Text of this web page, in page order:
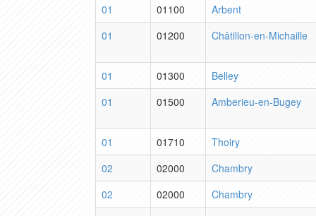
01 01100
Arbent
01
01200 Châtillon-en-Michaille
01 01300
Belley
01
01500 Amberieu-en-Bugey
01 01710
Thoiry
02
02000
Chambry
02
02000
Chambry